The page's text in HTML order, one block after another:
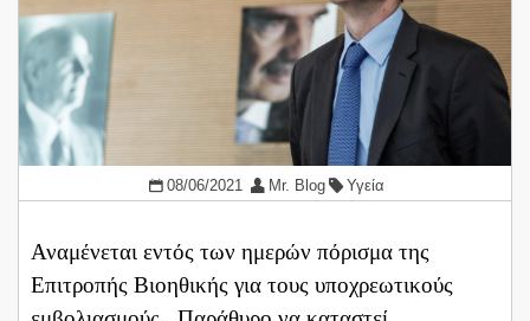
08/06/2021 Mr. Blog Υγεία
Αναμένεται εντός των ημερών πόρισμα της
Επιτροπής Βιοηθικής για τους υποχρεωτικούς